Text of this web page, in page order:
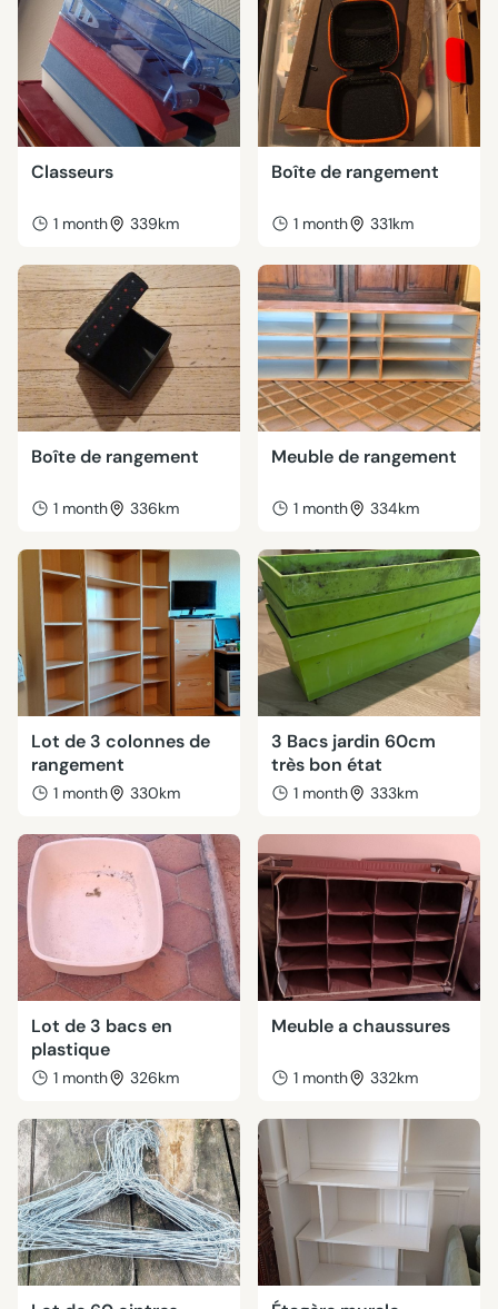
Classeurs
1 month 339km
Boîte de rangement
1 month 331km
Boîte de rangement
1 month 336km
Meuble de rangement
1 month 334km
Lot de 3 colonnes de
rangement
1 month 330km
3 Bacs jardin 60cm
très bon état
1 month 333km
Lot de 3 bacs en
plastique
1 month 326km
Meuble a chaussures
1 month 332km